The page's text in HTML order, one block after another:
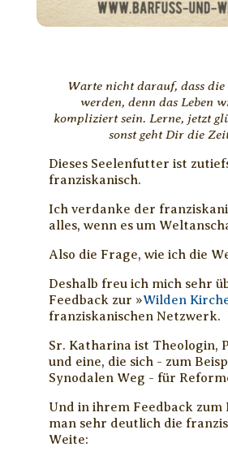
Warte nicht darauf, dass die
werden, denn das Leben
kompliziert sein. Lerne, jetzt
sonst geht Dir die
Dieses Seelenfutter ist
franziskanisch.
Ich verdanke der
alles, wenn es um
Also die Frage, wie ich die
Deshalb freu ich mich sehr
Feedback zur »Wilden
franziskanischen Netzwerk.
Sr. Katharina ist Theologin,
und eine, die sich - zum
Synodalen Weg - für
Und in ihrem Feedback zum
man sehr deutlich die
Weite: